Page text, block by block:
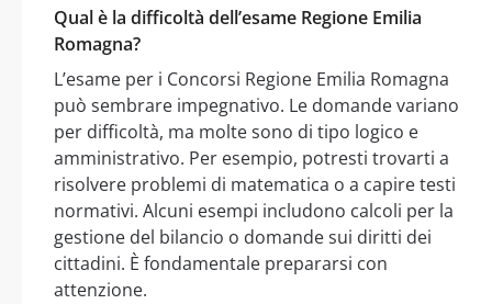
Qual è la difficoltà dell’esame Regione Emilia
Romagna?
L’esame per i Concorsi Regione Emilia Romagna
può sembrare impegnativo. Le domande variano
per difficoltà, ma molte sono di tipo logico e
amministrativo. Per esempio, potresti trovarti a
risolvere problemi di matematica o a capire testi
normativi. Alcuni esempi includono calcoli per la
gestione del bilancio o domande sui diritti dei
cittadini. È fondamentale prepararsi con
attenzione.